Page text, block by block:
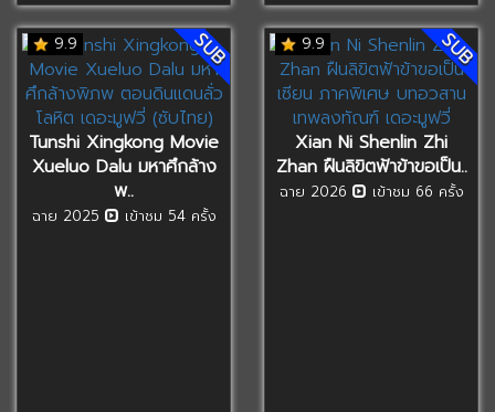
9.9 SUB
Tunshi Xingkong Movie
Xueluo Dalu มหาศึกล้าง
พ..
ฉาย 2025 เข้าชม 54 ครั้ง
9.9 SUB
Xian Ni Shenlin Zhi
Zhan ฝืนลิขิตฟ้าข้าขอเป็น..
ฉาย 2026 เข้าชม 66 ครั้ง